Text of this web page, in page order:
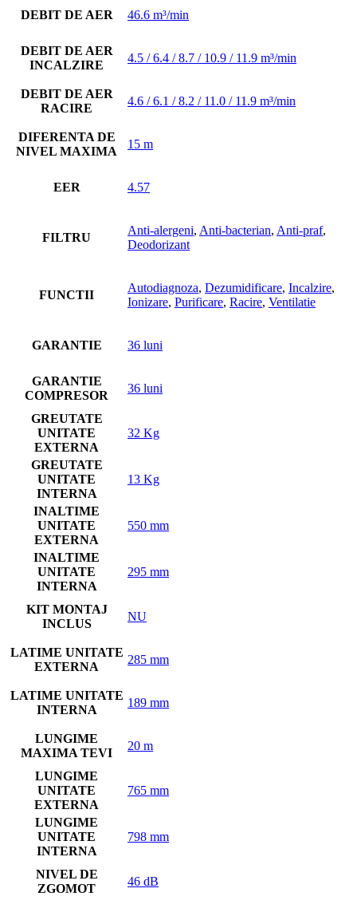
DEBIT DE AER 46.6 m³/min
DEBIT DE AER
INCALZIRE
4.5 / 6.4 / 8.7 / 10.9 / 11.9 m³/min
DEBIT DE AER
RACIRE
4.6 / 6.1 / 8.2 / 11.0 / 11.9 m³/min
DIFERENTA DE
NIVEL MAXIMA
15 m
EER 4.57
FILTRU
Anti-alergeni, Anti-bacterian, Anti-praf,
Deodorizant
FUNCTII
Autodiagnoza, Dezumidificare, Incalzire,
Ionizare, Purificare, Racire, Ventilatie
GARANTIE 36 luni
GARANTIE
COMPRESOR
36 luni
GREUTATE
UNITATE
EXTERNA
32 Kg
GREUTATE
UNITATE
INTERNA
13 Kg
INALTIME
UNITATE
EXTERNA
550 mm
INALTIME
UNITATE
INTERNA
295 mm
KIT MONTAJ
INCLUS
NU
LATIME UNITATE
EXTERNA
285 mm
LATIME UNITATE
INTERNA
189 mm
LUNGIME
MAXIMA TEVI
20 m
LUNGIME
UNITATE
EXTERNA
765 mm
LUNGIME
UNITATE
INTERNA
798 mm
NIVEL DE
ZGOMOT
46 dB